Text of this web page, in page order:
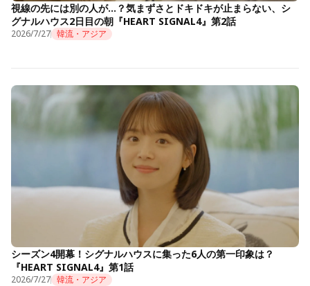
視線の先には別の人が…？気まずさとドキドキが止まらない、シ
グナルハウス2日目の朝『HEART SIGNAL4』第2話
2026/7/27 韓流・アジア
シーズン4開幕！シグナルハウスに集った6人の第一印象は？
『HEART SIGNAL4』第1話
2026/7/27 韓流・アジア